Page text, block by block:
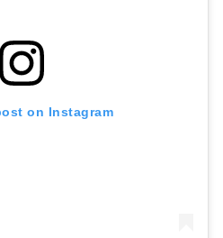
on Instagram